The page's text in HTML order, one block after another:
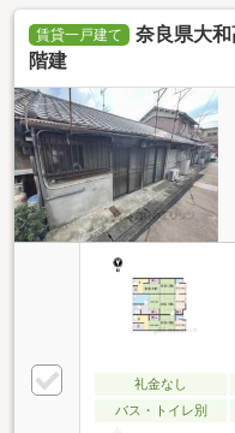
賃貸一戸建て
奈良県大
階建
礼金なし
バス・トイレ別